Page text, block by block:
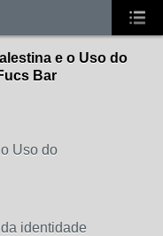
e o Uso do
Bar
Uso do
identidade